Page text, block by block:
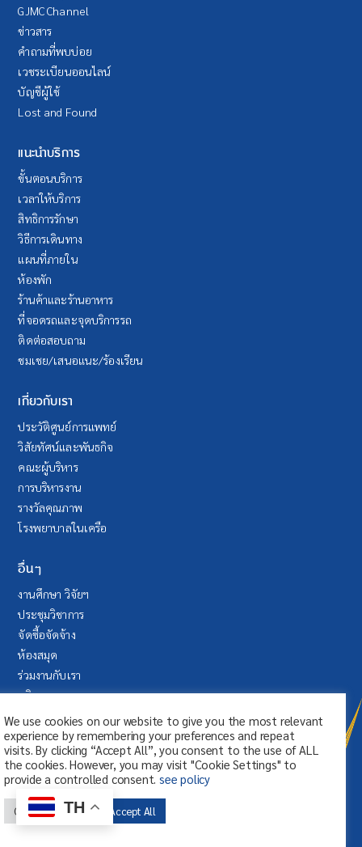
GJMC Channel
ข่าวสาร
คำถามที่พบบ่อย
เวชระเบียนออนไลน์
บัญชีผู้ใช้
Lost and Found
แนะนำบริการ
ขั้นตอนบริการ
เวลาให้บริการ
สิทธิการรักษา
วิธีการเดินทาง
แผนที่ภายใน
ห้องพัก
ร้านค้าและร้านอาหาร
ที่จอดรถและจุดบริการรถ
ติดต่อสอบถาม
ชมเชย/เสนอแนะ/ร้องเรียน
เกี่ยวกับเรา
ประวัติศูนย์การแพทย์
วิสัยทัศน์และพันธกิจ
คณะผู้บริหาร
การบริหารงาน
รางวัลคุณภาพ
โรงพยาบาลในเครือ
อื่นๆ
งานศึกษา วิจัยฯ
ประชุมวิชาการ
จัดซื้อจัดจ้าง
ห้องสมุด
ร่วมงานกับเรา
บริจาค
ระบบลา (SAP Fiori)
© สงวนลิขสิทธิ์ ศูนย์การแพทย์กาญจนา
We use cookies on our website to give you the most relevant
experience by remembering your preferences and repeat
visits. By clicking “Accept All”, you consent to the use of ALL
the cookies. However, you may visit "Cookie Settings" to
provide a controlled consent.see policy
Cookie Settings Accept All
TH